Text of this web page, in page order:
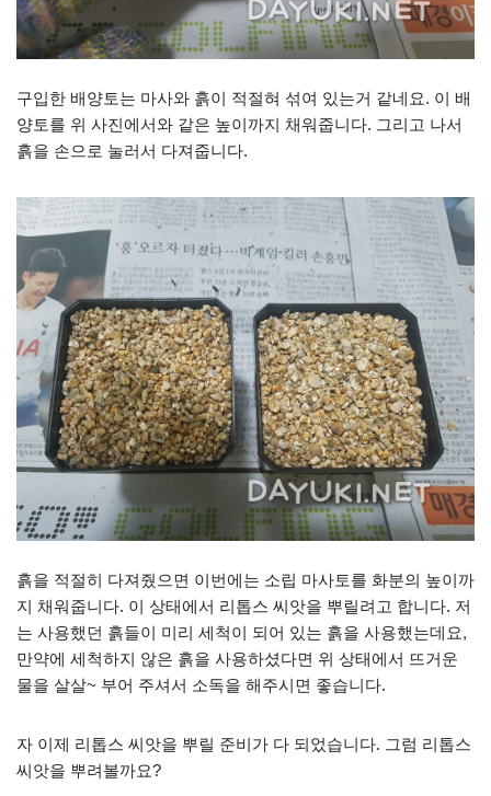
구입한 배양토는 마사와 흙이 적절혀 섞여 있는거 같네요. 이 배
양토를 위 사진에서와 같은 높이까지 채워줍니다. 그리고 나서
흙을 손으로 눌러서 다져줍니다.
흙을 적절히 다져줬으면 이번에는 소립 마사토를 화분의 높이까
지 채워줍니다. 이 상태에서 리톱스 씨앗을 뿌릴려고 합니다. 저
는 사용했던 흙들이 미리 세척이 되어 있는 흙을 사용했는데요,
만약에 세척하지 않은 흙을 사용하셨다면 위 상태에서 뜨거운
물을 살살~ 부어 주셔서 소독을 해주시면 좋습니다.
자 이제 리톱스 씨앗을 뿌릴 준비가 다 되었습니다. 그럼 리톱스
씨앗을 뿌려볼까요?